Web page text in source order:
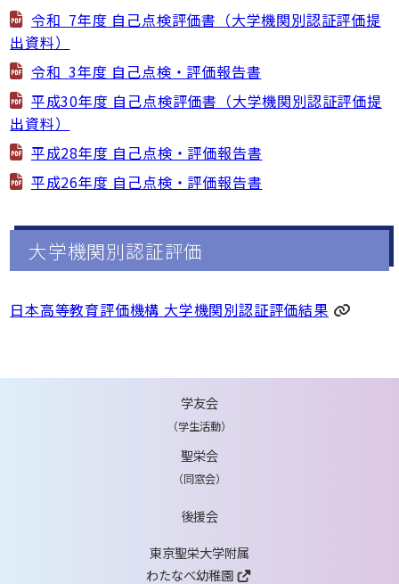
令和 7年度 自己点検評価書（大学機関別認証評価提
出資料）
令和 3年度 自己点検・評価報告書
平成30年度 自己点検評価書（大学機関別認証評価提
出資料）
平成28年度 自己点検・評価報告書
平成26年度 自己点検・評価報告書
大学機関別認証評価
日本高等教育評価機構 大学機関別認証評価結果
学友会
（学生活動）
聖栄会
（同窓会）
後援会
東京聖栄大学附属
わたなべ幼稚園